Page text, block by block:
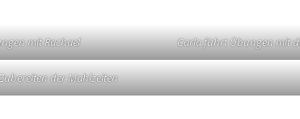
mit Rachael Carla führt Übungen mit
der Mahlzeiten